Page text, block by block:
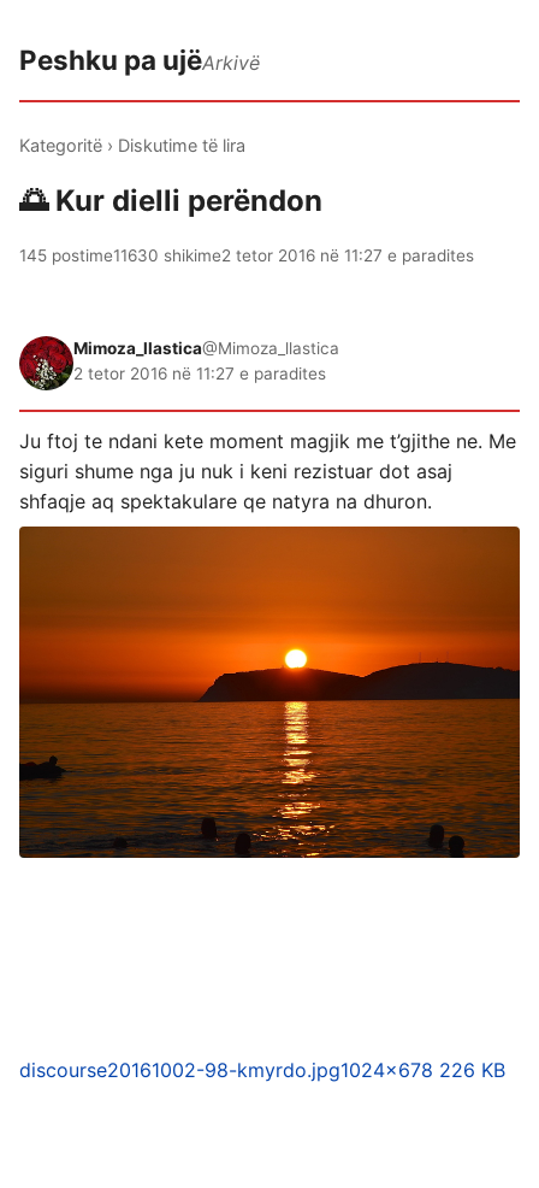
Peshku pa ujëArkivë
Kategoritë › Diskutime të lira
🌅 Kur dielli perëndon
145 postime11630 shikime2 tetor 2016 në 11:27 e paradites
Mimoza_llastica@Mimoza_llastica
2 tetor 2016 në 11:27 e paradites
Ju ftoj te ndani kete moment magjik me t’gjithe ne. Me
siguri shume nga ju nuk i keni rezistuar dot asaj
shfaqje aq spektakulare qe natyra na dhuron.
discourse20161002-98-kmyrdo.jpg1024×678 226 KB